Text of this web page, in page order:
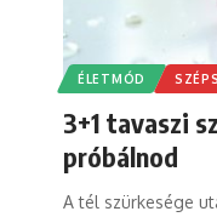
ÉLETMÓD
3+1 tavaszi
próbálnod
A tél szürkesége